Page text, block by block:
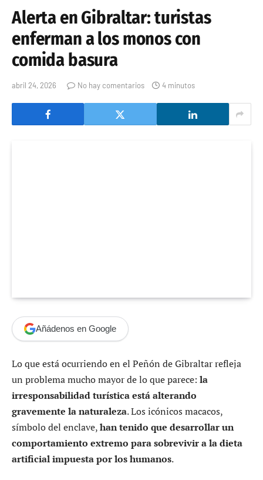
Alerta en Gibraltar: turistas
enferman a los monos con
comida basura
abril 24, 2026 No hay comentarios 4 minutos
Añádenos en Google
Lo que está ocurriendo en el Peñón de Gibraltar refleja
un problema mucho mayor de lo que parece: la
irresponsabilidad turística está alterando
gravemente la naturaleza. Los icónicos macacos,
símbolo del enclave,han tenido que desarrollar un
comportamiento extremo para sobrevivir a la dieta
artificial impuesta por los humanos.